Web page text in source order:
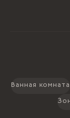
Ванная комната